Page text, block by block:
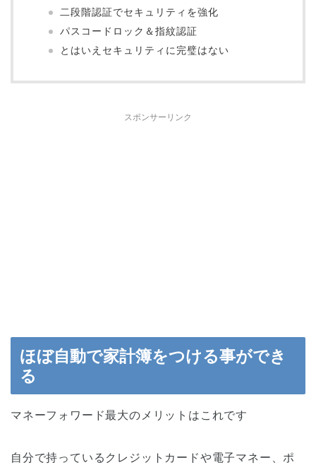
二段階認証でセキュリティを強化
パスコードロック＆指紋認証
とはいえセキュリティに完璧はない
スポンサーリンク
ほぼ自動で家計簿をつける事ができ
る
マネーフォワード最大のメリットはこれです
自分で持っているクレジットカードや電子マネー、ポ